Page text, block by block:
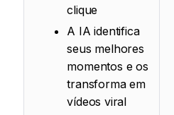
clique
A IA identifica
seus melhores
momentos e os
transforma em
vídeos viral